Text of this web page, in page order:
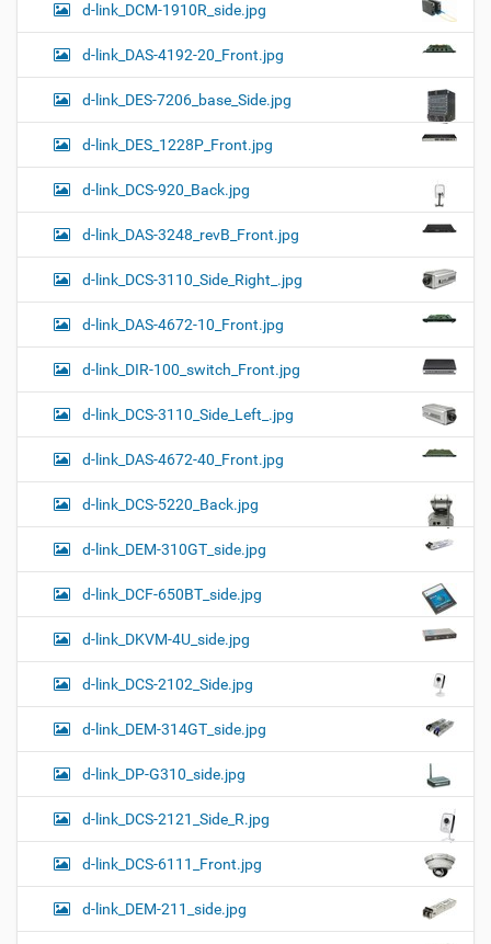
d-link_DCM-1910R_side.jpg
d-link_DAS-4192-20_Front.jpg
d-link_DES-7206_base_Side.jpg
d-link_DES_1228P_Front.jpg
d-link_DCS-920_Back.jpg
d-link_DAS-3248_revB_Front.jpg
d-link_DCS-3110_Side_Right_.jpg
d-link_DAS-4672-10_Front.jpg
d-link_DIR-100_switch_Front.jpg
d-link_DCS-3110_Side_Left_.jpg
d-link_DAS-4672-40_Front.jpg
d-link_DCS-5220_Back.jpg
d-link_DEM-310GT_side.jpg
d-link_DCF-650BT_side.jpg
d-link_DKVM-4U_side.jpg
d-link_DCS-2102_Side.jpg
d-link_DEM-314GT_side.jpg
d-link_DP-G310_side.jpg
d-link_DCS-2121_Side_R.jpg
d-link_DCS-6111_Front.jpg
d-link_DEM-211_side.jpg